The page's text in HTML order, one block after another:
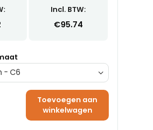
Incl. BTW:
€95.74
C5 Onbedrukt 165 x 228 mm aantal
Toevoegen aan
winkelwagen